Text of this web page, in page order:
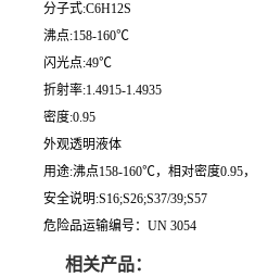
分子式:C6H12S
沸点:158-160℃
闪光点:49℃
折射率:1.4915-1.4935
密度:0.95
外观透明液体
用途:沸点158-160℃，相对密度0.95，
安全说明:S16;S26;S37/39;S57
危险品运输编号：UN 3054
相关产品：